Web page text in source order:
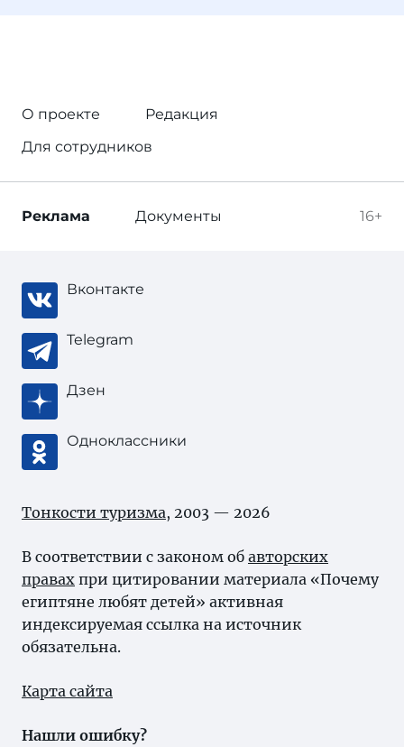
О проекте
Редакция
Для сотрудников
16+
Реклама Документы
Вконтакте
Telegram
Дзен
Одноклассники
Тонкости туризма, 2003 — 2026
В соответствии с законом об авторских
правах при цитировании материала «Почему
египтяне любят детей» активная
индексируемая ссылка на источник
обязательна.
Карта сайта
Нашли ошибку?